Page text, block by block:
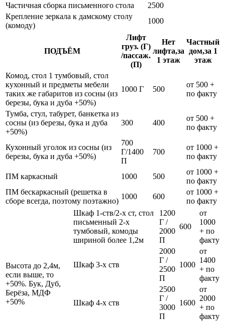
Частичная сборка письменного стола
2500
Крепление зеркала к дамскому столу
(комоду)
1000
ПОДЪЁМ
Лифт
груз. (Г)
/пассаж.
(П)
Нет
лифта,за
1 этаж
Частный
дом,за 1
этаж
Комод, стол 1 тумбовый, стол
кухонный и предметы мебели
таких же габаритов из сосны (из
березы, бука и дуба +50%)
1000 Г 500
от 500 +
по факту
Тумба, стул, табурет, банкетка из
сосны (из березы, бука и дуба
+50%)
300 400
от 500 +
по факту
Кухонный уголок из сосны (из
березы, бука и дуба +50%)
700
Г/1400
П
700
от 1000 +
по факту
ПМ каркасный 1000 500
от 1000 +
по факту
ПМ бескаркасный (решетка в
сборе всегда, поэтому поэтажно)
1000 600
от 1000 +
по факту
Высота до 2,4м,
если выше, то
+50%. Бук, Дуб,
Берёза, МДФ
+50%
Шкаф 1-ств/2-х ст, стол
письменный 2-х
тумбовый, комоды
шириной более 1,2м
1200
Г /
2000
П
600
от
1000
+ по
факту
Шкаф 3-х ств
2000
Г /
2500
П
1000
от
1400
+ по
факту
Шкаф 4-х ств
2500
Г /
3000
П
1600
от
2000
+ по
факту